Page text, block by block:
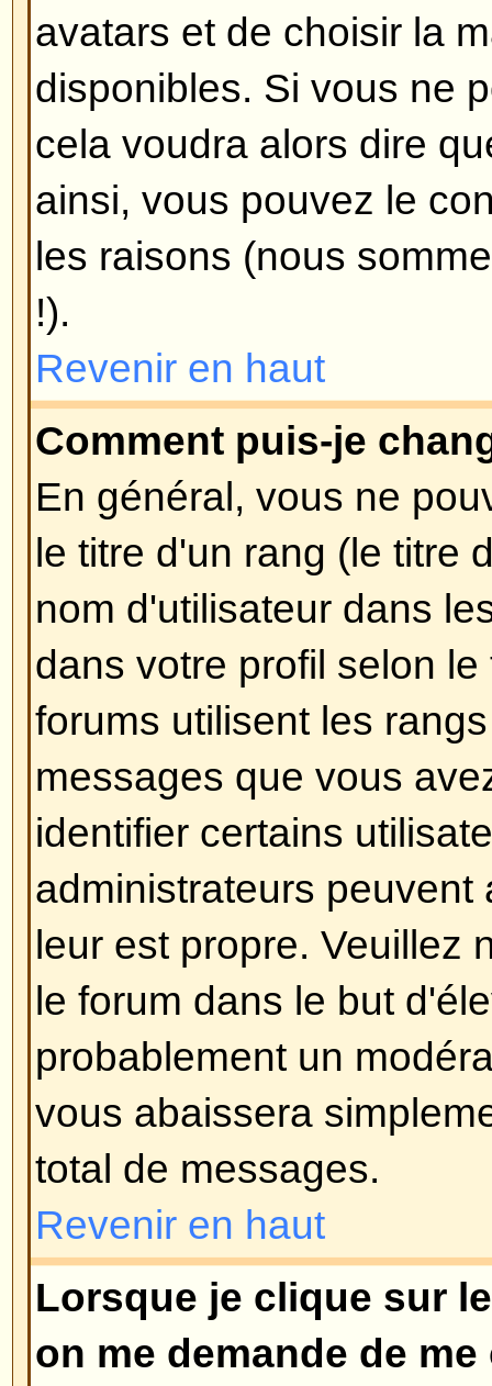
Pour ajouter une signature à un
d'abord en créer une, en allant
fois créée, vous pouvez cocher
signature
lors de la composition
ajouter votre signature. Vous
votre signature à tous vos
case appropriée dans votre
toujours empêcher d'attacher
message en particulier en
sa signature lors de sa
Revenir en haut
Comment puis-je créer un
Créer un sondage est facile,
nouveau sujet (ou éditez le
sujet, si vous en avez le droit)
une partieAjouter un sondage
Poster un
ne le voyez pas, c'est que vous
pas le droit de créer des
un titre pour le sondage et au
définir une option, entrez son
appropriée puis cliquez sur le
Vous pouvez également définir
sondage, 0 est un sondage
le nombre d'options que vous
limite est fixée par
Revenir en haut
Comment puis-je éditer ou
Comme pour les messages, les
uniquement être édités par le
modérateur ou un